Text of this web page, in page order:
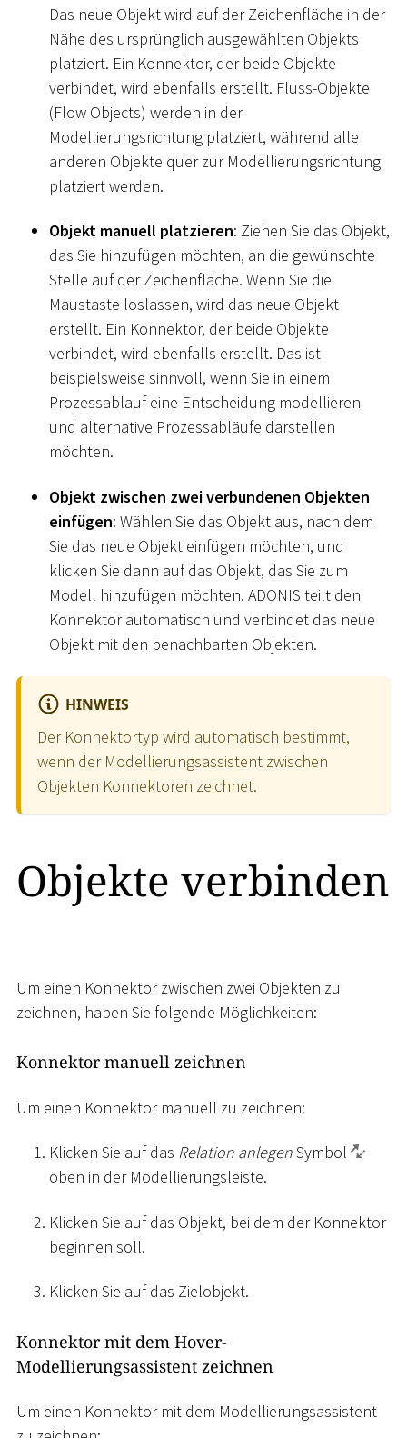
Das neue Objekt wird auf der Zeichenfläche in der
Nähe des ursprünglich ausgewählten Objekts
platziert. Ein Konnektor, der beide Objekte
verbindet, wird ebenfalls erstellt. Fluss-Objekte
(Flow Objects) werden in der
Modellierungsrichtung platziert, während alle
anderen Objekte quer zur Modellierungsrichtung
platziert werden.
Objekt manuell platzieren: Ziehen Sie das Objekt,
das Sie hinzufügen möchten, an die gewünschte
Stelle auf der Zeichenfläche. Wenn Sie die
Maustaste loslassen, wird das neue Objekt
erstellt. Ein Konnektor, der beide Objekte
verbindet, wird ebenfalls erstellt. Das ist
beispielsweise sinnvoll, wenn Sie in einem
Prozessablauf eine Entscheidung modellieren
und alternative Prozessabläufe darstellen
möchten.
Objekt zwischen zwei verbundenen Objekten
einfügen: Wählen Sie das Objekt aus, nach dem
Sie das neue Objekt einfügen möchten, und
klicken Sie dann auf das Objekt, das Sie zum
Modell hinzufügen möchten. ADONIS teilt den
Konnektor automatisch und verbindet das neue
Objekt mit den benachbarten Objekten.
HINWEIS
Der Konnektortyp wird automatisch bestimmt,
wenn der Modellierungsassistent zwischen
Objekten Konnektoren zeichnet.
Objekte verbinden
Um einen Konnektor zwischen zwei Objekten zu
zeichnen, haben Sie folgende Möglichkeiten:
Konnektor manuell zeichnen
Um einen Konnektor manuell zu zeichnen:
Klicken Sie auf das Relation anlegenSymbol
oben in der Modellierungsleiste.
Klicken Sie auf das Objekt, bei dem der Konnektor
beginnen soll.
Klicken Sie auf das Zielobjekt.
Konnektor mit dem Hover-
Modellierungsassistent zeichnen
Um einen Konnektor mit dem Modellierungsassistent